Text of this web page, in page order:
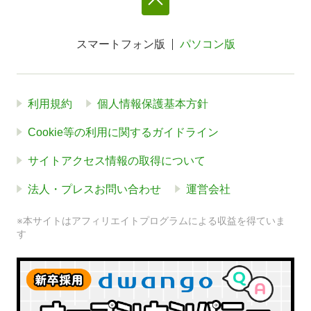
スマートフォン版 パソコン版
利用規約 個人情報保護基本方針
Cookie等の利用に関するガイドライン
サイトアクセス情報の取得について
法人・プレスお問い合わせ 運営会社
※本サイトはアフィリエイトプログラムによる収益を得ていま
す